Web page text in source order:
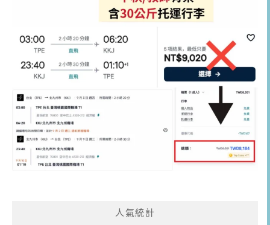
人氣統計